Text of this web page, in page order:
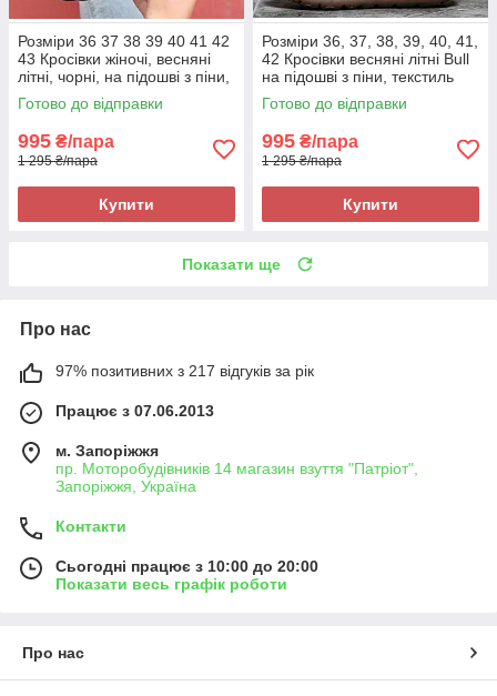
Розміри 36 37 38 39 40 41 42
43 Кросівки жіночі, весняні
літні, чорні, на підошві з піни,
текстиль, легкі та зручні
Готово до відправки
995 ₴/пара
1 295 ₴/пара
Купити
Розміри 36, 37, 38, 39, 40, 41,
42 Кросівки весняні літні Bull
на підошві з піни, текстиль
сітка, коричневі, легкі та
зручні
Готово до відправки
995 ₴/пара
1 295 ₴/пара
Купити
Показати ще
Про нас
97% позитивних з 217 відгуків за рік
Працює з 07.06.2013
м. Запоріжжя
пр. Моторобудівників 14 магазин взуття "Патріот",
Запоріжжя, Україна
Контакти
Сьогодні працює з 10:00 до 20:00
Показати весь графік роботи
Про нас